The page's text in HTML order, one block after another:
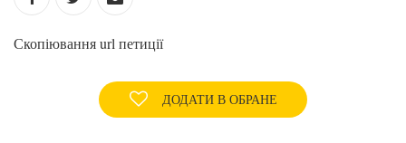
Скопіювання url петиції
ДОДАТИ В ОБРАНЕ